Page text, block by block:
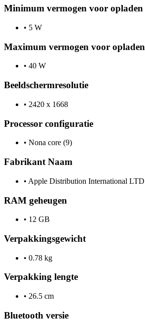
Minimum vermogen voor opladen
• 5 W
Maximum vermogen voor opladen
• 40 W
Beeldschermresolutie
• 2420 x 1668
Processor configuratie
• Nona core (9)
Fabrikant Naam
• Apple Distribution International LTD
RAM geheugen
• 12 GB
Verpakkingsgewicht
• 0.78 kg
Verpakking lengte
• 26.5 cm
Bluetooth versie